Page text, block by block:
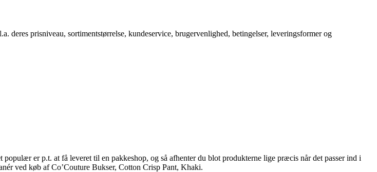
deres prisniveau, sortimentstørrelse, kundeservice, brugervenlighed, betingelser, leveringsformer og
er p.t. at få leveret til en pakkeshop, og så afhenter du blot produkterne lige præcis når det passer ind i
ved køb af Co’Couture Bukser, Cotton Crisp Pant, Khaki.